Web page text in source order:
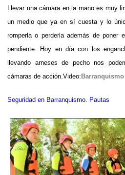
Llevar una cámara en la mano es muy
un medio que ya en sí cuesta y lo
romperla o perderla además de poner
pendiente. Hoy en día con los
llevando arneses de pecho nos
cámaras de acción.Video:
Seguridad en Barranquismo. Pautas